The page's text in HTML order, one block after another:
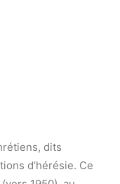
dits
d’hérésie. Ce